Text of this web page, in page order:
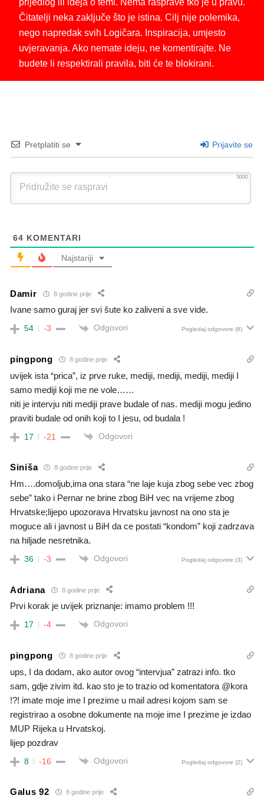
prijedlog ili ideja o temi. Nema rasprave tko je u pravu.
Čitatelji neka zaključe što je istina. Cilj nije polemika,
nego napredak svih Logičara. Inspiracija, umjesto
uvjeravanja. Ako nemate ideju, ne komentirajte. Ne
budete li respektirali pravila, biti će te blokirani.
Pretplatiti se Prijavite se
3000
64 KOMENTARI
Najstariji
Damir 8 godine prije
Ivane samo guraj jer svi šute ko zaliveni a sve vide.
54 -3 Odgovori Pogledaj odgovore (6)
pingpong 8 godine prije
uvijek ista “prica”, iz prve ruke, mediji, mediji, mediji, mediji I
samo mediji koji me ne vole……
niti je intervju niti mediji prave budale of nas. mediji mogu jedino
praviti budale od onih koji to I jesu, od budala !
17 -21 Odgovori
Siniša 8 godine prije
Hm….domoljub,ima ona stara “ne laje kuja zbog sebe vec zbog
sebe” tako i Pernar ne brine zbog BiH vec na vrijeme zbog
Hrvatske;lijepo upozorava Hrvatsku javnost na ono sta je
moguce ali i javnost u BiH da ce postati “kondom” koji zadrzava
na hiljade nesretnika.
36 -3 Odgovori Pogledaj odgovore (3)
Adriana 8 godine prije
Prvi korak je uvijek priznanje: imamo problem !!!
17 -4 Odgovori
pingpong 8 godine prije
ups, I da dodam, ako autor ovog “intervjua” zatrazi info. tko
sam, gdje zivim itd. kao sto je to trazio od komentatora @kora
!?! imate moje ime I prezime u mail adresi kojom sam se
registrirao a osobne dokumente na moje ime I prezime je izdao
MUP Rijeka u Hrvatskoj.
lijep pozdrav
8 -16 Odgovori Pogledaj odgovore (2)
Galus 92 8 godine prije